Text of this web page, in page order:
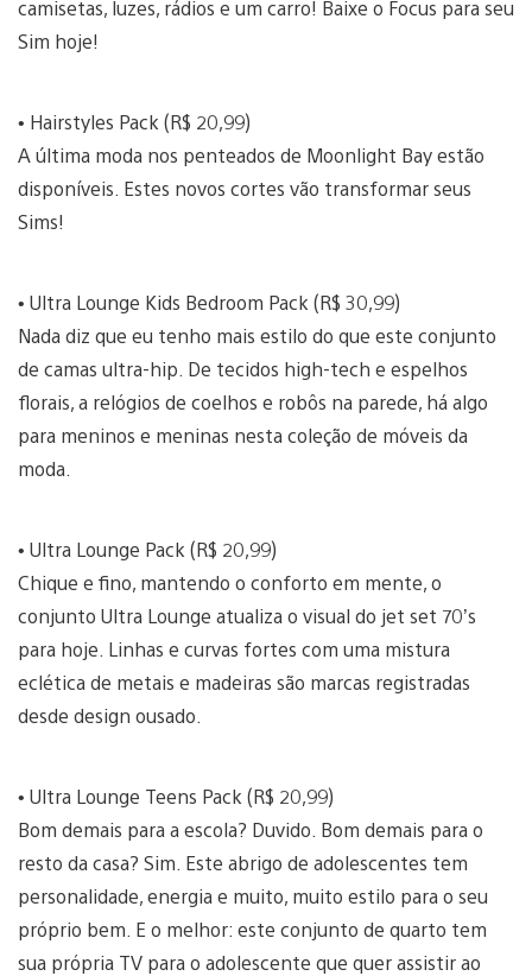
camisetas, luzes, rádios e um carro! Baixe o Focus para seu
Sim hoje!
• Hairstyles Pack (R$ 20,99)
A última moda nos penteados de Moonlight Bay estão
disponíveis. Estes novos cortes vão transformar seus
Sims!
• Ultra Lounge Kids Bedroom Pack (R$ 30,99)
Nada diz que eu tenho mais estilo do que este conjunto
de camas ultra-hip. De tecidos high-tech e espelhos
florais, a relógios de coelhos e robôs na parede, há algo
para meninos e meninas nesta coleção de móveis da
moda.
• Ultra Lounge Pack (R$ 20,99)
Chique e fino, mantendo o conforto em mente, o
conjunto Ultra Lounge atualiza o visual do jet set 70’s
para hoje. Linhas e curvas fortes com uma mistura
eclética de metais e madeiras são marcas registradas
desde design ousado.
• Ultra Lounge Teens Pack (R$ 20,99)
Bom demais para a escola? Duvido. Bom demais para o
resto da casa? Sim. Este abrigo de adolescentes tem
personalidade, energia e muito, muito estilo para o seu
próprio bem. E o melhor: este conjunto de quarto tem
sua própria TV para o adolescente que quer assistir ao